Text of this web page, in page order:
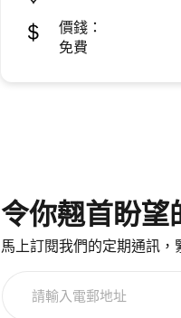
價錢：
免費
令你翹首盼望
馬上訂閱我們的定期通訊，